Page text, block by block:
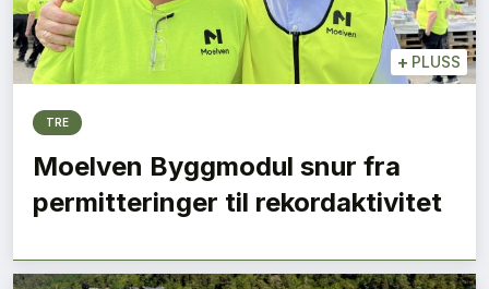
+ PLUSS
TRE
Moelven Byggmodul snur fra
permitteringer til rekordaktivitet